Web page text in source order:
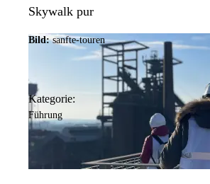
Skywalk pur
Bild: sanfte-touren
Kategorie:
Führung